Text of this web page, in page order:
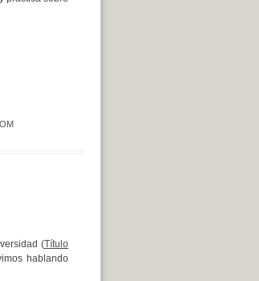
(Título
hablando